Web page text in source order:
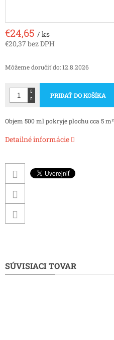
€24,65 / ks
€20,37 bez DPH
cena:
Môžeme doručiť do:12.8.2026
PRIDAŤ DO KOŠÍKA
Objem 500 ml pokryje plochu cca 5 m²
Detailné informácie
SÚVISIACI TOVAR